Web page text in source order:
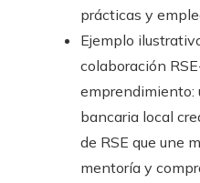
prácticas y
Ejemplo
colaboración
emprendimiento:
bancaria local
de RSE que une
mentoría y